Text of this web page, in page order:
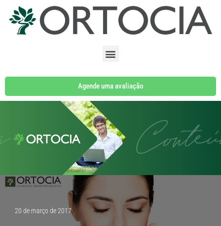
Pular
Agende uma avaliação
20 de março de 2017